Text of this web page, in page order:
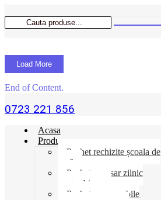
Load More
End of Content.
0723 221 856
Acasa
Produse
Pachet rechizite școala de
vară
Pachet necesar zilnic
pentru birou
Pachet consumabile